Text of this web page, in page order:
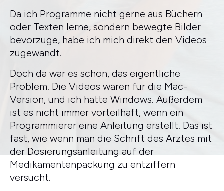
Da ich Programme nicht gerne aus Büchern
oder Texten lerne, sondern bewegte Bilder
bevorzuge, habe ich mich direkt den Videos
zugewandt.
Doch da war es schon, das eigentliche
Problem. Die Videos waren für die Mac-
Version, und ich hatte Windows. Außerdem
ist es nicht immer vorteilhaft, wenn ein
Programmierer eine Anleitung erstellt. Das ist
fast, wie wenn man die Schrift des Arztes mit
der Dosierungsanleitung auf der
Medikamentenpackung zu entziffern
versucht.